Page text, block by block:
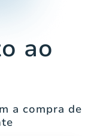
ao
a compra de